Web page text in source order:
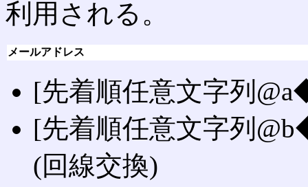
利用される。
メールアドレス
[先着順任意文字列
[先着順任意文字列
(回線交換)